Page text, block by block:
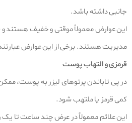
جانبی داشته باشد.
این عوارض معمولاً موقتی و خفیف هستند و
مدیریت هستند. برخی از این عوارض
قرمزی و التهاب پوست
در پی تاباندن پرتوهای لیزر به پوست،
کمی قرمز یا ملتهب شود.
این علائم معمولاً در عرض چند ساعت تا یک